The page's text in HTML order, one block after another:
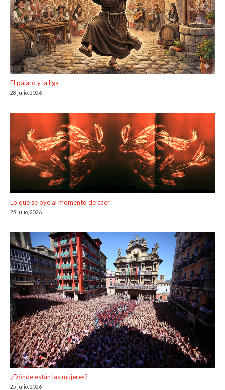
El pájaro y la liga
28 julio, 2026
Lo que se oye al momento de caer
25 julio, 2026
¿Dónde están las mujeres?
25 julio, 2026